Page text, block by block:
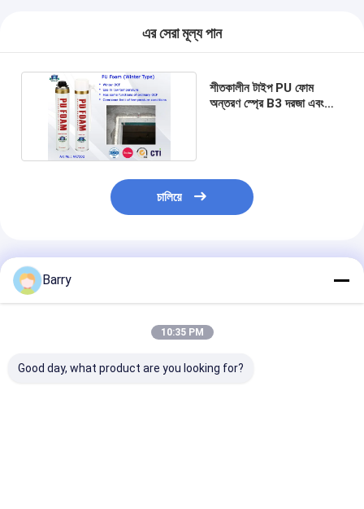
এর সেরা মূল্য পান
শীতকালীন টাইপ PU ফোম
অন্তরণ স্প্রে B3 ​​দরজা এবং
চালিয়ে
প্রস্তাবিত পণ্য
Barry
10:35 PM
Good day, what product are you looking for?